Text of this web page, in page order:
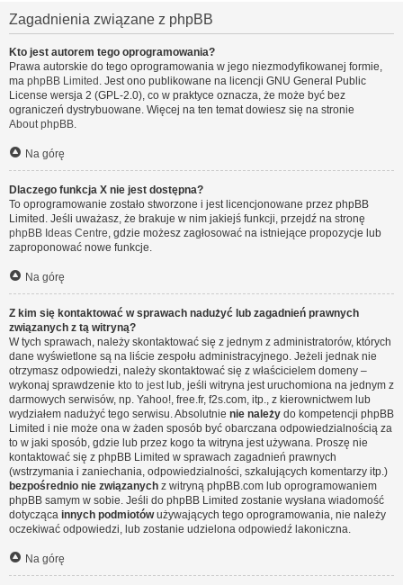
Zagadnienia związane z phpBB
Kto jest autorem tego oprogramowania?
Prawa autorskie do tego oprogramowania w jego niezmodyfikowanej formie,
ma phpBB Limited . Jest ono publikowane na licencji GNU General Public
License wersja 2 (GPL-2.0), co w praktyce oznacza, że może być bez
ograniczeń dystrybuowane. Więcej na ten temat dowiesz się na stronie
About phpBB.
Na górę
Dlaczego funkcja X nie jest dostępna?
To oprogramowanie zostało stworzone i jest licencjonowane przez phpBB
Limited. Jeśli uważasz, że brakuje w nim jakiejś funkcji, przejdź na stronę
phpBB Ideas Centre, gdzie możesz zagłosować na istniejące propozycje lub
zaproponować nowe funkcje.
Na górę
Z kim się kontaktować w sprawach nadużyć lub zagadnień prawnych
związanych z tą witryną?
W tych sprawach, należy skontaktować się z jednym z administratorów, których
dane wyświetlone są na liście zespołu administracyjnego. Jeżeli jednak nie
otrzymasz odpowiedzi, należy skontaktować się z właścicielem domeny –
wykonaj sprawdzenie kto to jestlub, jeśli witryna jest uruchomiona na jednym z
darmowych serwisów, np. Yahoo!, free.fr, f2s.com, itp., z kierownictwem lub
wydziałem nadużyć tego serwisu. Absolutnie nie należy do kompetencji phpBB
Limited i nie może ona w żaden sposób być obarczana odpowiedzialnością za
to w jaki sposób, gdzie lub przez kogo ta witryna jest używana. Proszę nie
kontaktować się z phpBB Limited w sprawach zagadnień prawnych
(wstrzymania i zaniechania, odpowiedzialności, szkalujących komentarzy itp.)
bezpośrednio nie związanych z witryną phpBB.com lub oprogramowaniem
phpBB samym w sobie. Jeśli do phpBB Limited zostanie wysłana wiadomość
dotycząca innych podmiotówużywających tego oprogramowania, nie należy
oczekiwać odpowiedzi, lub zostanie udzielona odpowiedź lakoniczna.
Na górę